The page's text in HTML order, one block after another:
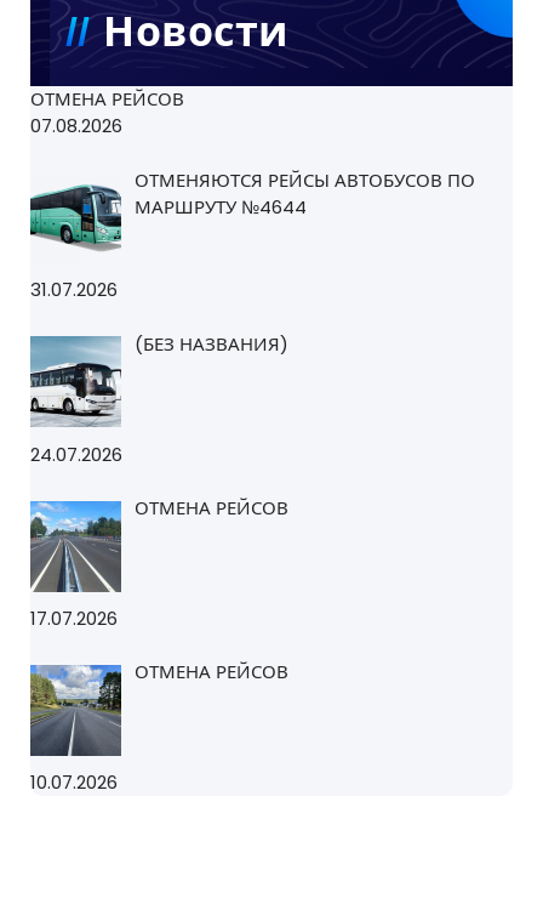
Новости
ОТМЕНА РЕЙСОВ
07.08.2026
ОТМЕНЯЮТСЯ РЕЙСЫ АВТОБУСОВ ПО
МАРШРУТУ №4644
31.07.2026
(БЕЗ НАЗВАНИЯ)
24.07.2026
ОТМЕНА РЕЙСОВ
17.07.2026
ОТМЕНА РЕЙСОВ
10.07.2026